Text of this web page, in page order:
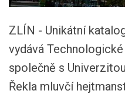
ZLÍN - Unikátní
vydává
společně s
Řekla mluvčí